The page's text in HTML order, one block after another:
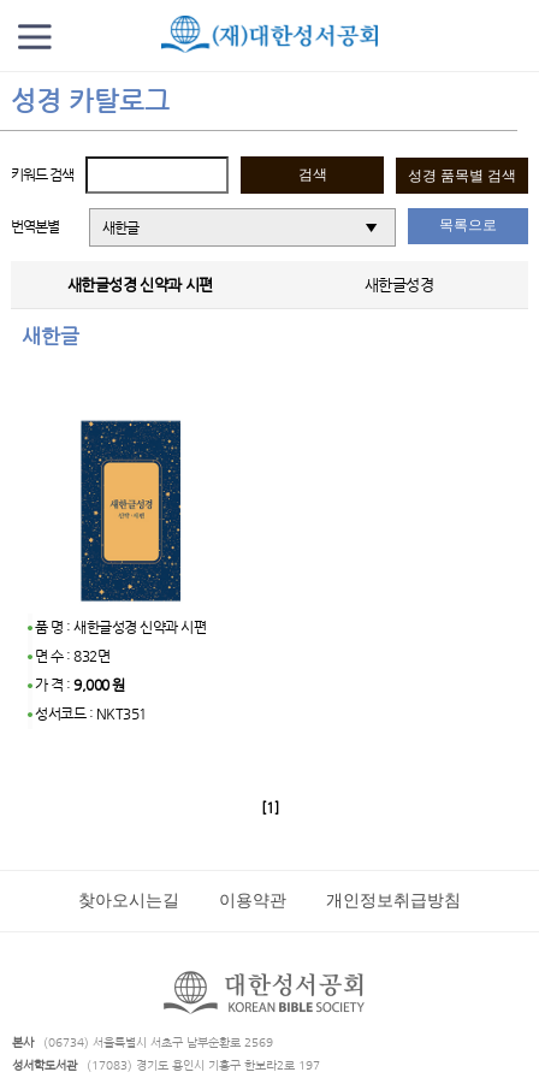
성경 카탈로그
키워드 검색
번역본별 새한글 목록으로
새한글성경 신약과 시편 새한글성경
새한글
품 명 : 새한글성경 신약과 시편
면 수 : 832면
가 격 :9,000 원
성서코드 : NKT351
[1]
찾아오시는길 이용약관 개인정보취급방침
본사
(06734) 서울특별시 서초구 남부순환로 2569
성서학도서관
(17083) 경기도 용인시 기흥구 한보라2로 197